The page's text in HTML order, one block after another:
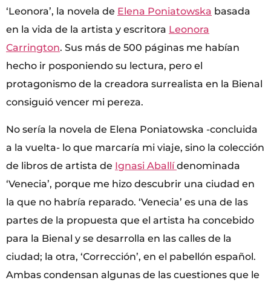
‘Leonora’, la novela de Elena Poniatowska basada
en la vida de la artista y escritora Leonora
Carrington. Sus más de 500 páginas me habían
hecho ir posponiendo su lectura, pero el
protagonismo de la creadora surrealista en la Bienal
consiguió vencer mi pereza.
No sería la novela de Elena Poniatowska -concluida
a la vuelta- lo que marcaría mi viaje, sino la colección
de libros de artista de Ignasi Aballídenominada
‘Venecia’, porque me hizo descubrir una ciudad en
la que no habría reparado. ‘Venecia’ es una de las
partes de la propuesta que el artista ha concebido
para la Bienal y se desarrolla en las calles de la
ciudad; la otra, ‘Corrección’, en el pabellón español.
Ambas condensan algunas de las cuestiones que le